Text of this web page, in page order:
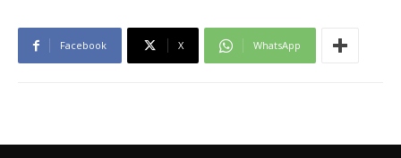
Facebook X WhatsApp